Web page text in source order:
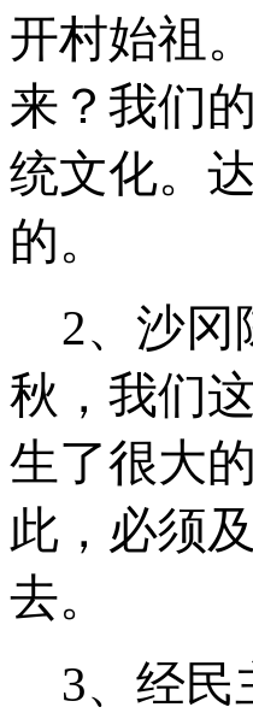
开村始祖
来？我们
统文化。
的。
2、沙冈
秋，我们
生了很大
此，必须
去。
3、经民